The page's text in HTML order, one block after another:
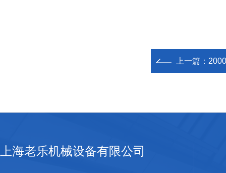
上一篇：
上海老乐机械设备有限公司